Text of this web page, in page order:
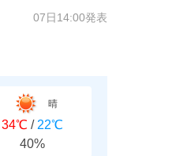
07日14:00発表
晴
34℃ / 22℃
40%